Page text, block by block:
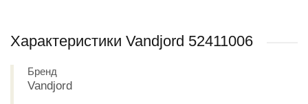
Характеристики Vandjord 52411006
Бренд
Vandjord